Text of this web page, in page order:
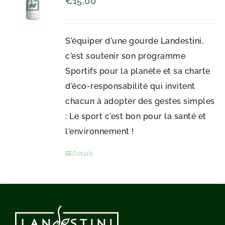
S'équiper d'une gourde Landestini,
c'est soutenir son programme
Sportifs pour la planète et sa charte
d'éco-responsabilité qui invitent
chacun à adopter des gestes simples
: Le sport c'est bon pour la santé et
l'environnement !
Détails